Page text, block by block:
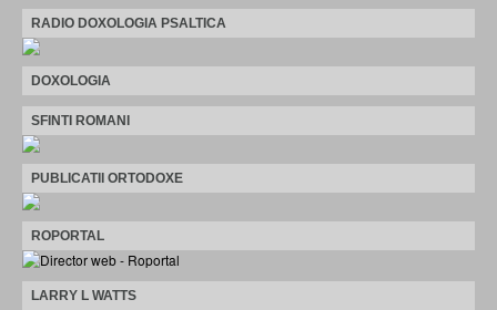
RADIO DOXOLOGIA PSALTICA
DOXOLOGIA
SFINTI ROMANI
PUBLICATII ORTODOXE
ROPORTAL
LARRY L WATTS